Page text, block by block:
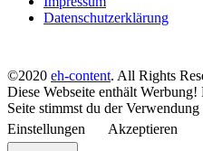
Datenschutzerklärung
©2020 eh-content. All Rights
Diese Webseite enthält
Seite stimmst du der
Einstellungen
Akzeptieren